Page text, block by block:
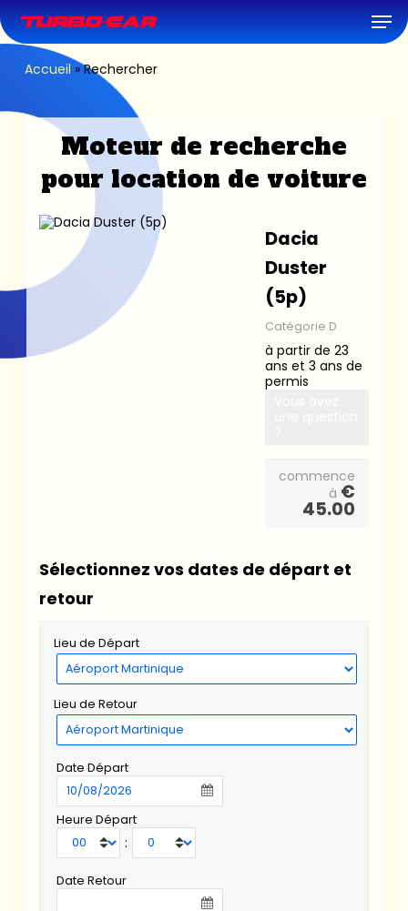
to
main
content
Accueil »Rechercher
Moteur de recherche
pour location de voiture
Dacia
Duster
(5p)
Catégorie D
à partir de 23
ans et 3 ans de
permis
commence
à €
45.00
Sélectionnez vos dates de départ et
retour
Lieu de Départ
Lieu de Retour
Date Départ
Heure Départ
:
Date Retour